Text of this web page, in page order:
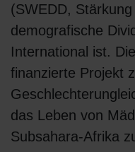
(SWEDD,
demografische
International ist.
finanzierte Projekt
das Leben von
Subsahara-Afrika